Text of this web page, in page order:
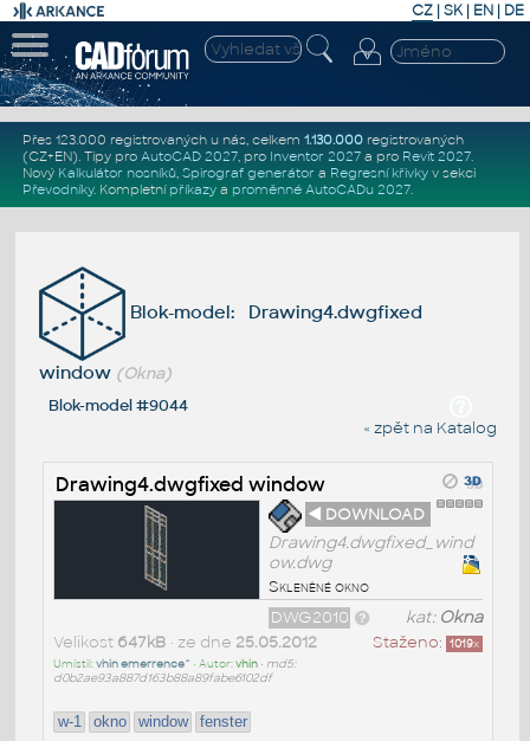
CZ | SK| EN | DE
Přes 123.000 registrovaných u nás, celkem 1.130.000registrovaných
(CZ+EN). Tipy pro AutoCAD 2027, pro Inventor 2027a pro Revit 2027.
Nový Kalkulátor nosníků, Spirograf generátor a Regresní křivkyv sekci
Převodníky. Kompletní příkazya proměnné AutoCADu 2027.
Blok-model: Drawing4.dwgfixed
window (Okna)
Blok-model #9044
« zpět na Katalog
Drawing4.dwgfixed window
◄ DOWNLOAD
Drawing4.dwgfixed_wind
ow.dwg
Skleněné okno
kat: Okna
DWG2010
Staženo: 1019x
Velikost 647kB• ze dne 25.05.2012
Umístil:vhin emerrence^ • Autor:vhin• md5:
d0b2ae93a887d163b88a89fabe6102df
w-1 okno window fenster